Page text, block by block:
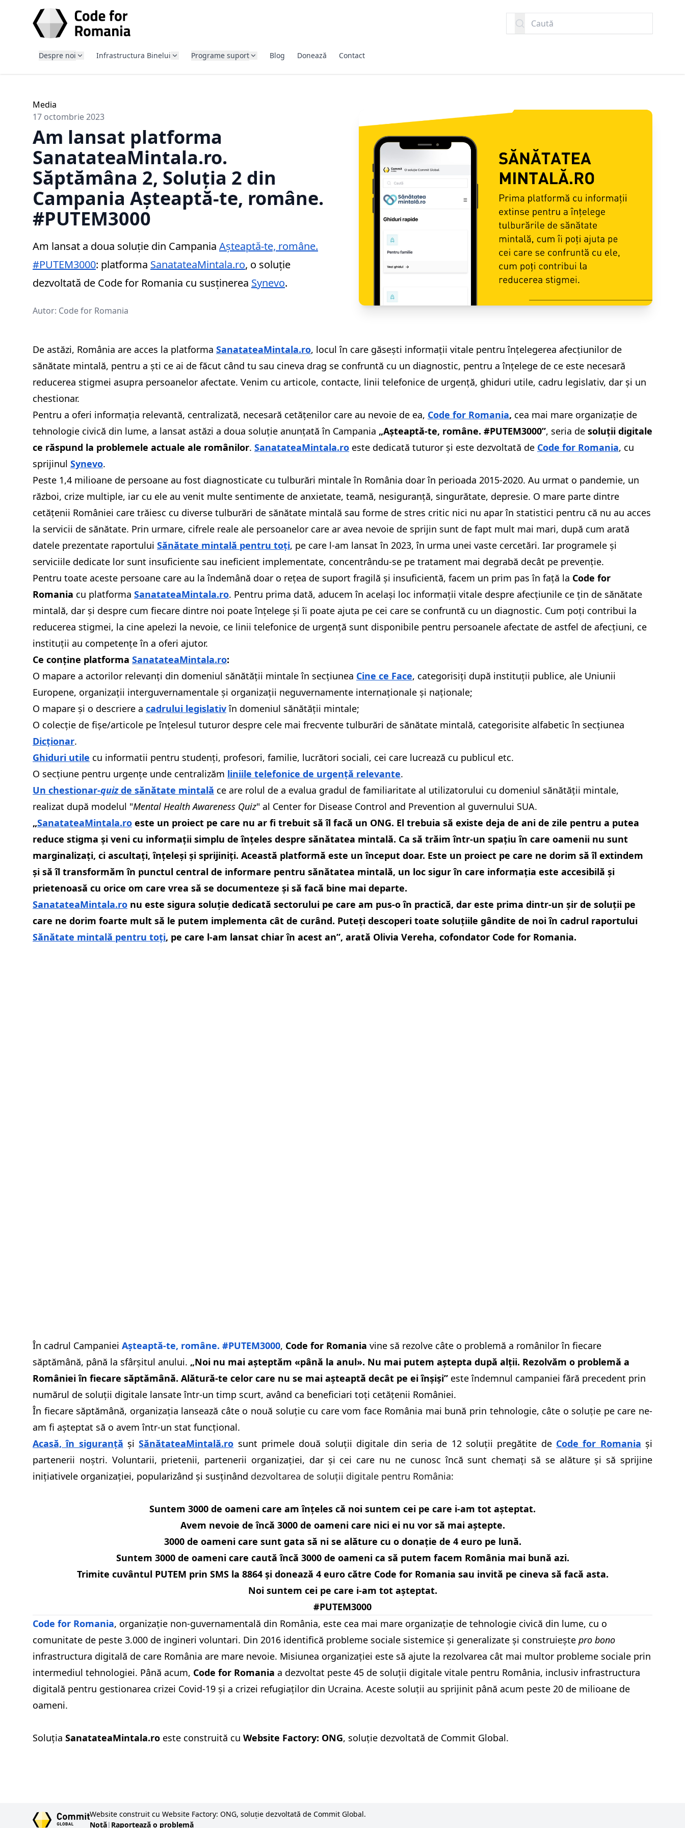
Caută
Despre noi Infrastructura Binelui Programe suport Blog Donează Contact
Media
17 octombrie 2023
Am lansat platforma
SanatateaMintala.ro.
Săptămâna 2, Soluția 2 din
Campania Așteaptă-te, române.
#PUTEM3000
Am lansat a doua soluție din Campania Așteaptă-te, române.
#PUTEM3000: platforma SanatateaMintala.ro, o soluție
dezvoltată de Code for Romania cu susținerea Synevo.
Autor: Code for Romania
De astăzi, România are acces la platforma SanatateaMintala.ro, locul în care găsești informații vitale pentru înțelegerea afecțiunilor de
sănătate mintală, pentru a ști ce ai de făcut când tu sau cineva drag se confruntă cu un diagnostic, pentru a înțelege de ce este necesară
reducerea stigmei asupra persoanelor afectate. Venim cu articole, contacte, linii telefonice de urgență, ghiduri utile, cadru legislativ, dar și un
chestionar.
Pentru a oferi informația relevantă, centralizată, necesară cetățenilor care au nevoie de ea, Code for Romania, cea mai mare organizație de
tehnologie civică din lume, a lansat astăzi a doua soluție anunțată în Campania „Așteaptă-te, române. #PUTEM3000”, seria de soluții digitale
ce răspund la problemele actuale ale românilor. SanatateaMintala.ro este dedicată tuturor și este dezvoltată de Code for Romania, cu
sprijinul Synevo.
Peste 1,4 milioane de persoane au fost diagnosticate cu tulburări mintale în România doar în perioada 2015-2020. Au urmat o pandemie, un
război, crize multiple, iar cu ele au venit multe sentimente de anxietate, teamă, nesiguranță, singurătate, depresie. O mare parte dintre
cetățenii României care trăiesc cu diverse tulburări de sănătate mintală sau forme de stres critic nici nu apar în statistici pentru că nu au acces
la servicii de sănătate. Prin urmare, cifrele reale ale persoanelor care ar avea nevoie de sprijin sunt de fapt mult mai mari, după cum arată
datele prezentate raportului Sănătate mintală pentru toți, pe care l-am lansat în 2023, în urma unei vaste cercetări. Iar programele și
serviciile dedicate lor sunt insuficiente sau ineficient implementate, concentrându-se pe tratament mai degrabă decât pe prevenție.
Pentru toate aceste persoane care au la îndemână doar o rețea de suport fragilă și insuficientă, facem un prim pas în față la Code for
Romania cu platforma SanatateaMintala.ro. Pentru prima dată, aducem în același loc informații vitale despre afecțiunile ce țin de sănătate
mintală, dar și despre cum fiecare dintre noi poate înțelege și îi poate ajuta pe cei care se confruntă cu un diagnostic. Cum poți contribui la
reducerea stigmei, la cine apelezi la nevoie, ce linii telefonice de urgență sunt disponibile pentru persoanele afectate de astfel de afecțiuni, ce
instituții au competențe în a oferi ajutor.
Ce conține platforma SanatateaMintala.ro:
O mapare a actorilor relevanți din domeniul sănătății mintale în secțiunea Cine ce Face, categorisiți după instituții publice, ale Uniunii
Europene, organizații interguvernamentale și organizații neguvernamente internaționale și naționale;
O mapare și o descriere a cadrului legislativîn domeniul sănătății mintale;
O colecție de fișe/articole pe înțelesul tuturor despre cele mai frecvente tulburări de sănătate mintală, categorisite alfabetic în secțiunea
Dicționar.
Ghiduri utile cu informatii pentru studenți, profesori, familie, lucrători sociali, cei care lucrează cu publicul etc.
O secțiune pentru urgențe unde centralizăm liniile telefonice de urgență relevante.
Un chestionar-quizde sănătate mintală ce are rolul de a evalua gradul de familiaritate al utilizatorului cu domeniul sănătății mintale,
realizat după modelul "Mental Health Awareness Quiz" al Center for Disease Control and Prevention al guvernului SUA.
„SanatateaMintala.ro este un proiect pe care nu ar fi trebuit să îl facă un ONG. El trebuia să existe deja de ani de zile pentru a putea
reduce stigma și veni cu informații simplu de înțeles despre sănătatea mintală. Ca să trăim într-un spațiu în care oamenii nu sunt
marginalizați, ci ascultați, înțeleși și sprijiniți. Această platformă este un început doar. Este un proiect pe care ne dorim să îl extindem
și să îl transformăm în punctul central de informare pentru sănătatea mintală, un loc sigur în care informația este accesibilă și
prietenoasă cu orice om care vrea să se documenteze și să facă bine mai departe.
SanatateaMintala.ro nu este sigura soluție dedicată sectorului pe care am pus-o în practică, dar este prima dintr-un șir de soluții pe
care ne dorim foarte mult să le putem implementa cât de curând. Puteți descoperi toate soluțiile gândite de noi în cadrul raportului
Sănătate mintală pentru toți, pe care l-am lansat chiar în acest an”, arată Olivia Vereha, cofondator Code for Romania.
În cadrul Campaniei Așteaptă-te, române. #PUTEM3000, Code for Romania vine să rezolve câte o problemă a românilor în fiecare
săptămână, până la sfârșitul anului. „Noi nu mai așteptăm «până la anul». Nu mai putem aștepta după alții. Rezolvăm o problemă a
României în fiecare săptămână. Alătură-te celor care nu se mai așteaptă decât pe ei înșiși” este îndemnul campaniei fără precedent prin
numărul de soluții digitale lansate într-un timp scurt, având ca beneficiari toți cetățenii României.
În fiecare săptămână, organizația lansează câte o nouă soluție cu care vom face România mai bună prin tehnologie, câte o soluție pe care ne-
am fi așteptat să o avem într-un stat funcțional.
Acasă, în siguranță șiSănătateaMintală.ro sunt primele două soluții digitale din seria de 12 soluții pregătite de Code for Romania și
partenerii noștri. Voluntarii, prietenii, partenerii organizației, dar și cei care nu ne cunosc încă sunt chemați să se alăture și să sprijine
inițiativele organizației, popularizând și susținând dezvoltarea de soluții digitale pentru România:
Suntem 3000 de oameni care am înțeles că noi suntem cei pe care i-am tot așteptat.
Avem nevoie de încă 3000 de oameni care nici ei nu vor să mai aștepte.
3000 de oameni care sunt gata să ni se alăture cu o donație de 4 euro pe lună.
Suntem 3000 de oameni care caută încă 3000 de oameni ca să putem facem România mai bună azi.
Trimite cuvântul PUTEM prin SMS la 8864 și donează 4 euro către Code for Romania sau invită pe cineva să facă asta.
Noi suntem cei pe care i-am tot așteptat.
#PUTEM3000
Code for Romania, organizație non-guvernamentală din România, este cea mai mare organizație de tehnologie civică din lume, cu o
comunitate de peste 3.000 de ingineri voluntari. Din 2016 identifică probleme sociale sistemice și generalizate și construiește pro bono
infrastructura digitală de care România are mare nevoie. Misiunea organizației este să ajute la rezolvarea cât mai multor probleme sociale prin
intermediul tehnologiei. Până acum, Code for Romania a dezvoltat peste 45 de soluții digitale vitale pentru România, inclusiv infrastructura
digitală pentru gestionarea crizei Covid-19 și a crizei refugiaților din Ucraina. Aceste soluții au sprijinit până acum peste 20 de milioane de
oameni.
Soluția SanatateaMintala.ro este construită cu Website Factory: ONG, soluție dezvoltată de Commit Global.
Website construit cu Website Factory: ONG, soluție dezvoltată de Commit Global.
Notă| Raportează o problemă